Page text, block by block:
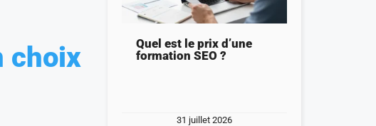
choix
Quel est le prix d’une
formation SEO ?
31 juillet 2026